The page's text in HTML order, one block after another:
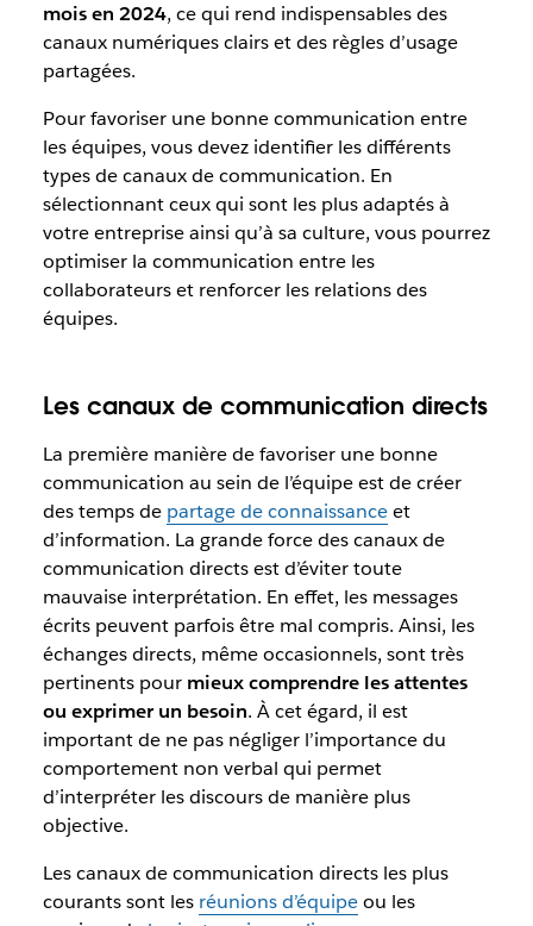
mois en 2024, ce qui rend indispensables des
canaux numériques clairs et des règles d’usage
partagées.
Pour favoriser une bonne communication entre
les équipes, vous devez identifier les différents
types de canaux de communication. En
sélectionnant ceux qui sont les plus adaptés à
votre entreprise ainsi qu’à sa culture, vous pourrez
optimiser la communication entre les
collaborateurs et renforcer les relations des
équipes.
Les canaux de communication directs
La première manière de favoriser une bonne
communication au sein de l’équipe est de créer
des temps de partage de connaissanceet
d’information. La grande force des canaux de
communication directs est d’éviter toute
mauvaise interprétation. En effet, les messages
écrits peuvent parfois être mal compris. Ainsi, les
échanges directs, même occasionnels, sont très
pertinents pour mieux comprendre les attentes
ou exprimer un besoin. À cet égard, il est
important de ne pas négliger l’importance du
comportement non verbal qui permet
d’interpréter les discours de manière plus
objective.
Les canaux de communication directs les plus
courants sont les réunions d’équipeou les